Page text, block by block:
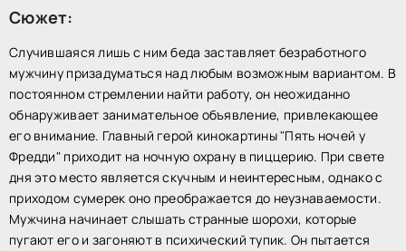
Сюжет:
Случившаяся лишь с ним беда заставляет безработного
мужчину призадуматься над любым возможным вариантом. В
постоянном стремлении найти работу, он неожиданно
обнаруживает занимательное объявление, привлекающее
его внимание. Главный герой кинокартины "Пять ночей у
Фредди" приходит на ночную охрану в пиццерию. При свете
дня это место является скучным и неинтересным, однако с
приходом сумерек оно преображается до неузнаваемости.
Мужчина начинает слышать странные шорохи, которые
пугают его и загоняют в психический тупик. Он пытается